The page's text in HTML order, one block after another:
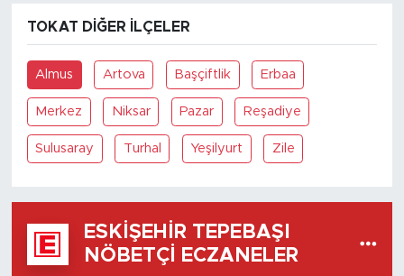
TOKAT DIĞER İLÇELER
Almus Artova Başçiftlik Erbaa
Merkez Niksar Pazar Reşadiye
Sulusaray Turhal Yeşilyurt Zile
ESKIŞEHIR TEPEBAŞI
NÖBETÇI ECZANELER